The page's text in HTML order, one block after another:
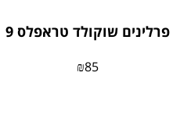
פרלינים שוקולד טראפלס 9
₪85